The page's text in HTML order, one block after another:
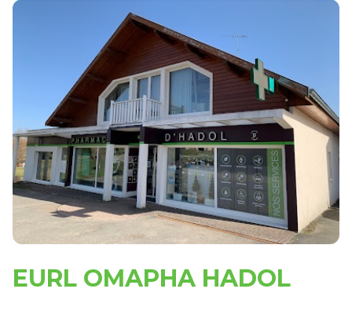
EURL OMAPHA HADOL